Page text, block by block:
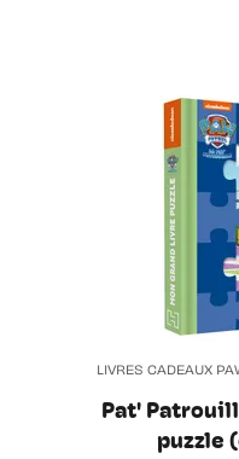
LIVRES CADEAUX
Pat'
puzzle